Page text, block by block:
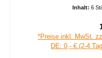
Inhalt: 6
*Preise inkl. MwSt.
DE: 0,- € (2-4